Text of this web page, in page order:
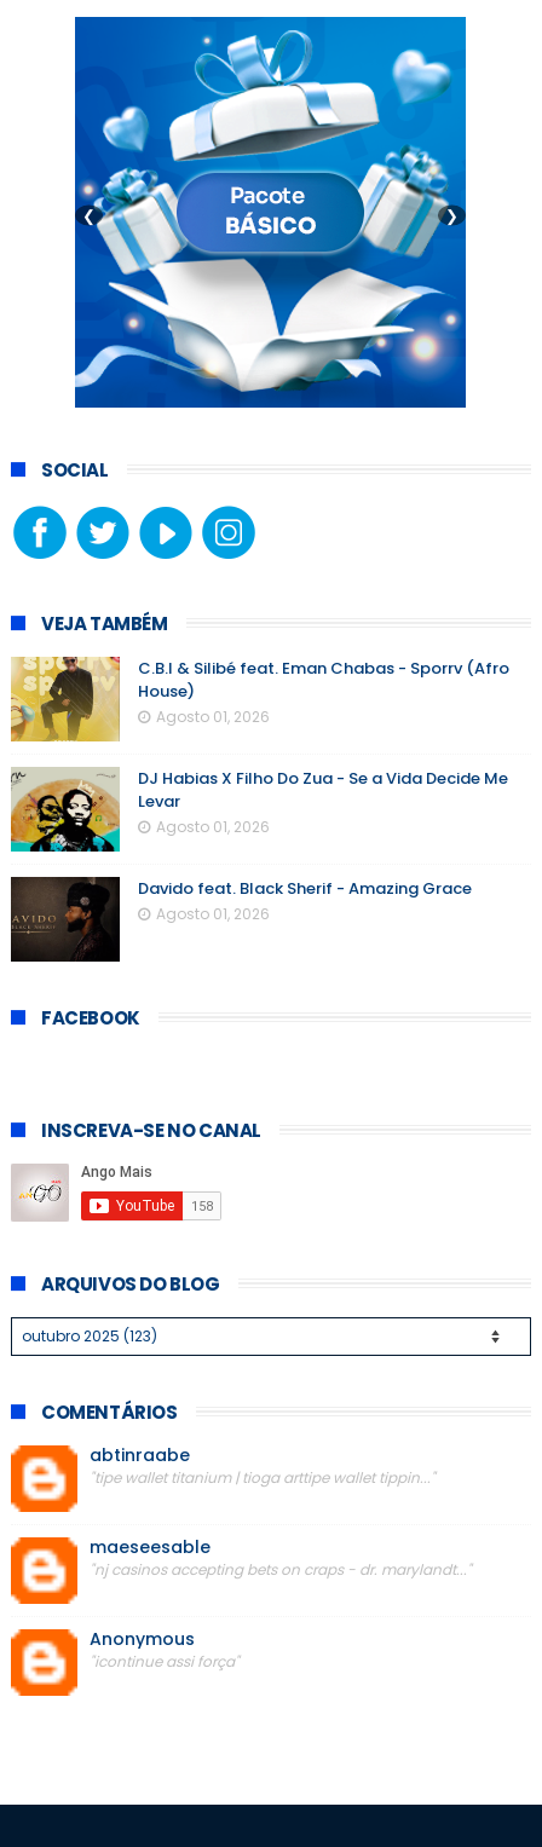
❮ ❯
SOCIAL
VEJA TAMBÉM
C.B.I & Silibé feat. Eman Chabas - Sporrv (Afro
House)
Agosto 01, 2026
DJ Habias X Filho Do Zua - Se a Vida Decide Me
Levar
Agosto 01, 2026
Davido feat. Black Sherif - Amazing Grace
Agosto 01, 2026
FACEBOOK
INSCREVA-SE NO CANAL
ARQUIVOS DO BLOG
COMENTÁRIOS
abtinraabe
"tipe wallet titanium | tioga arttipe wallet tippin..."
maeseesable
"nj casinos accepting bets on craps - dr. marylandt..."
Anonymous
"icontinue assi força"